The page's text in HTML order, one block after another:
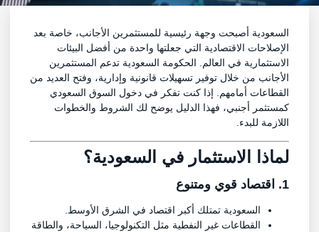
السعودية أصبحت وجهة رئيسية للمستثمرين الأجانب، خاصة بعد
الإصلاحات الاقتصادية التي جعلتها واحدة من أفضل البيئات
الاستثمارية في العالم. الحكومة السعودية تدعم المستثمرين
الأجانب من خلال توفير تسهيلات قانونية وإدارية، وفتح العديد من
القطاعات أمامهم. إذا كنت تفكر في دخول السوق السعودي
كمستثمر أجنبي، فهذا الدليل يوضح لك الشروط والخطوات
اللازمة للبدء.
لماذا الاستثمار في السعودية؟
السعودية تمتلك أكبر اقتصاد في الشرق الأوسط.
القطاعات غير النفطية مثل التكنولوجيا، السياحة، والطاقة